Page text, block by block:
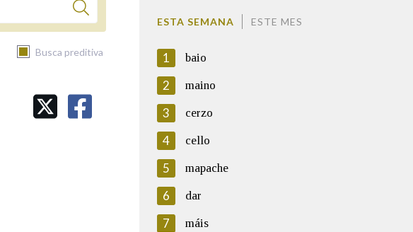
Busca preditiva
ESTA SEMANA ESTE MES
1 baio
2 maino
3 cerzo
4 cello
5 mapache
6 dar
7 máis